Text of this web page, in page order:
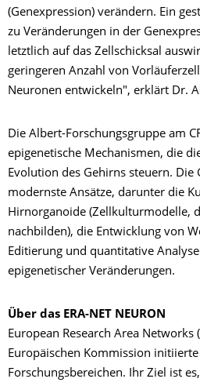
(Genexpression) verändern. Ein
zu Veränderungen in der
letztlich auf das Zellschicksal
geringeren Anzahl von
Neuronen entwickeln", erklärt Dr.
Die Albert-Forschungsgruppe am
epigenetische Mechanismen, die
Evolution des Gehirns steuern. Die
modernste Ansätze, darunter die
Hirnorganoide (Zellkulturmodelle,
nachbilden), die Entwicklung von
Editierung und quantitative
epigenetischer Veränderungen.
Über das ERA-NET NEURON
European Research Area Networks
Europäischen Kommission
Forschungsbereichen. Ihr Ziel ist